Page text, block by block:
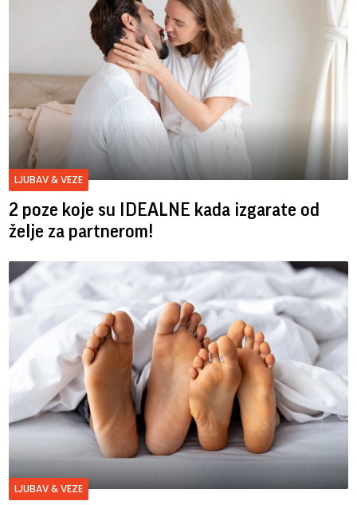
LJUBAV & VEZE
2 poze koje su IDEALNE kada izgarate od
želje za partnerom!
LJUBAV & VEZE